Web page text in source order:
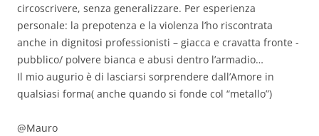
circoscrivere, senza generalizzare. Per esperienza
personale: la prepotenza e la violenza l’ho riscontrata
anche in dignitosi professionisti – giacca e cravatta fronte -
pubblico/ polvere bianca e abusi dentro l’armadio…
Il mio augurio è di lasciarsi sorprendere dall’Amore in
qualsiasi forma( anche quando si fonde col “metallo”)
@Mauro